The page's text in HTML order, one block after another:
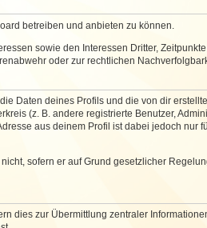
betreiben und anbieten zu können.
sowie den Interessen Dritter,
oder zur rechtlichen
Daten deines Profils und die von dir
(z. B. andere registrierte Benutzer,
aus deinem Profil ist dabei jedoch nur
sofern er auf Grund gesetzlicher
dies zur Übermittlung zentraler